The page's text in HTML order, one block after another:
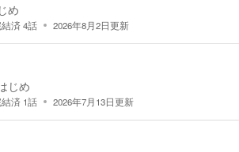
め
済4話 2026年8月2日更新
じめ
済 1話 2026年7月13日更新